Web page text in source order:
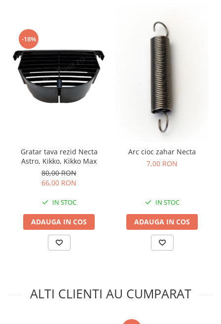
-18%
Gratar tava rezid Necta
Astro, Kikko, Kikko Max
80,00 RON
66,00 RON
IN STOC
ADAUGA IN COS
Arc cioc zahar Necta
7,00 RON
IN STOC
ADAUGA IN COS
ALTI CLIENTI AU CUMPARAT